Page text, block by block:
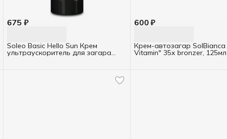
675 ₽
Soleo Basic Hello Sun Крем
ультраускоритель для загара
600 ₽
Крем-автозагар SolBianca
Vitamin" 35х bronzer, 125мл